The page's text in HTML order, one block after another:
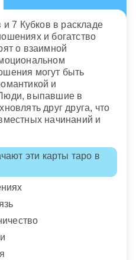
и 7 Кубков в раскладе
и богатство
о взаимной
могут быть
и
выпавшие в
друг друга, что
начинаний и
эти карты таро в